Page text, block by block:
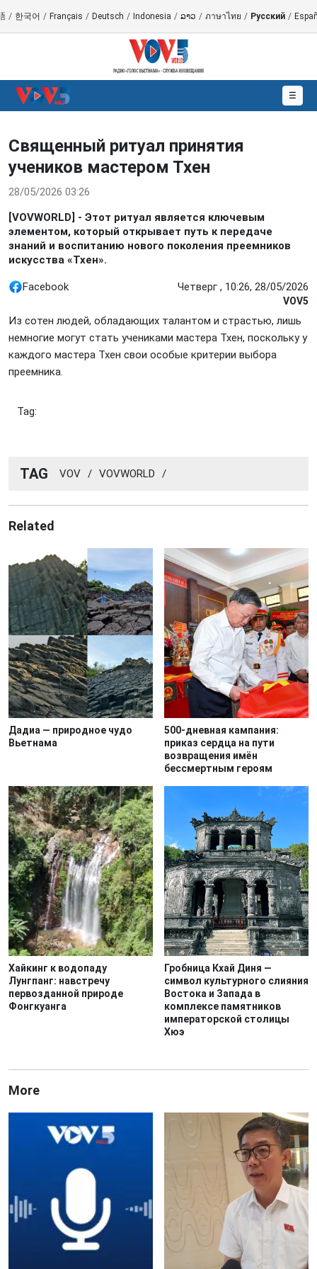
/ 한국어 / Français / Deutsch / Indonesia / ລາວ / ภาษาไทย / Русский /
☰
Священный ритуал принятия
учеников мастером Тхен
28/05/2026 03:26
[VOVWORLD] - Этот ритуал является ключевым
элементом, который открывает путь к передаче
знаний и воспитанию нового поколения преемников
искусства «Тхен».
Facebook Четверг , 10:26, 28/05/2026
VOV5
Из сотен людей, обладающих талантом и страстью, лишь
немногие могут стать учениками мастера Тхен, поскольку у
каждого мастера Тхен свои особые критерии выбора
преемника.
Tag:
TAG VOV / VOVWORLD /
Related
Дадиа — природное чудо
Вьетнама
500-дневная кампания:
приказ сердца на пути
возвращения имён
бессмертным героям
Хайкинг к водопаду
Лунгпанг: навстречу
первозданной природе
Фонгкуанга
Гробница Кхай Диня —
символ культурного слияния
Востока и Запада в
комплексе памятников
императорской столицы
Хюэ
More